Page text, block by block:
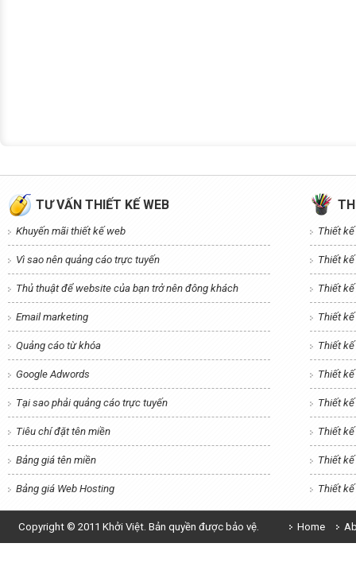
TƯ VẤN THIẾT KẾ WEB
Khuyến mãi thiết kế web
Vì sao nên quảng cáo trực tuyến
Thủ thuật để website của bạn trở nên đông khách
Email marketing
Quảng cáo từ khóa
Google Adwords
Tại sao phải quảng cáo trực tuyến
Tiêu chí đặt tên miền
Bảng giá tên miền
Bảng giá Web Hosting
Thiết
Thiết
Thiết
Thiết
Thiết
Thiết
Thiết
Thiết
Thiết
Thiết
Copyright © 2011 Khởi Việt. Bản quyền được bảo vệ. Home